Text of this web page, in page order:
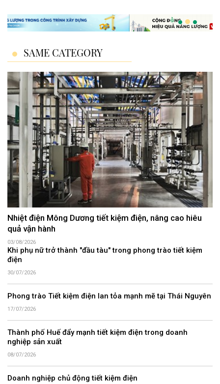
SAME CATEGORY
Nhiệt điện Mông Dương tiết kiệm điện, nâng cao hiêu
quả vận hành
03/08/2026
Khi phụ nữ trở thành "đầu tàu" trong phong trào tiết kiệm
điện
30/07/2026
Phong trào Tiết kiệm điện lan tỏa mạnh mẽ tại Thái Nguyên
17/07/2026
Thành phố Huế đẩy mạnh tiết kiệm điện trong doanh
nghiệp sản xuất
08/07/2026
Doanh nghiệp chủ động tiết kiệm điện